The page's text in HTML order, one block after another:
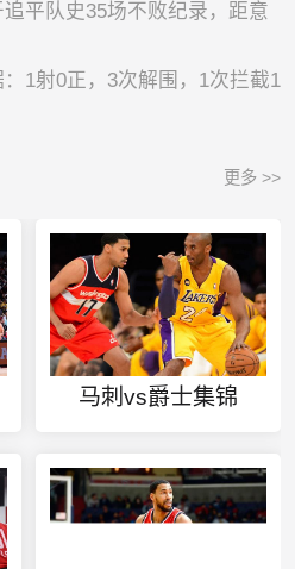
平队史35场不败纪录，距意
1射0正，3次解围，1次拦截1
更多 >>
马刺vs爵士集锦